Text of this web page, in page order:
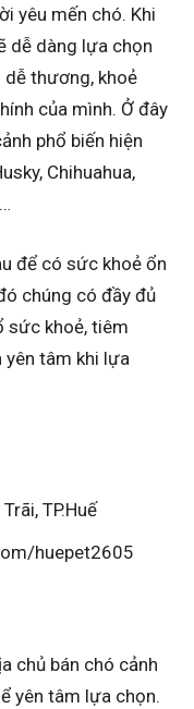
yêu mến chó. Khi
dễ dàng lựa chọn
thương, khoẻ
của mình. Ở đây
phổ biến hiện
Chihuahua,
để có sức khoẻ ổn
chúng có đầy đủ
sức khoẻ, tiêm
tâm khi lựa
TP.Huế
huepet2605
chủ bán chó cảnh
yên tâm lựa chọn.